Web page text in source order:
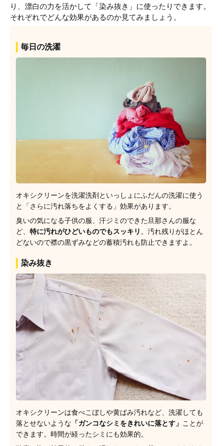
り、漂白の力を活かして「染み抜き」に使ったりできます。
それぞれでどんな効果があるのか見てみましょう。
毎日の洗濯
オキシクリーンを洗濯洗剤といっしょにふだんの洗濯に使う
と「さらに汚れ落ちをよくする」効果があります。
臭いの気になる子供の服、汗ジミのできた旦那さんの服な
ど、 特に汚れがひどいものでもスッキリ 。汚れ残りがほとん
どないので襟の黒ずみなどの蓄積汚れも防止できますよ。
染み抜き
オキシクリーンは食べこぼしや黄ばみ汚れなど、洗濯しても
落とせないような 「ガンコなシミをきれいに落とす」 ことが
できます。時間が経ったシミにも効果的。